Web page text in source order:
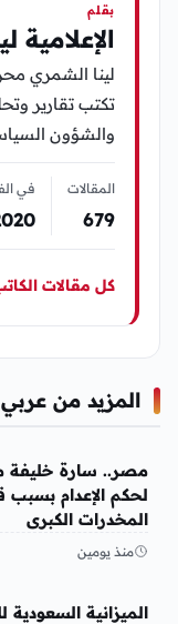
بقلم
الإعلامية
لينا الشمري
تكتب تقارير
والشؤون
المقالات
679
في
كل مقالات
المزيد من
مصر.. سارة خليفة
لحكم الإعدام
المخدرات الكبرى
منذ يومين
عربي ودولي
الميزانية السعودية